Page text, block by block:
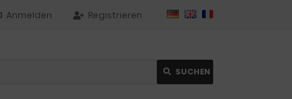
Registrieren
Anmelden
SUCHEN